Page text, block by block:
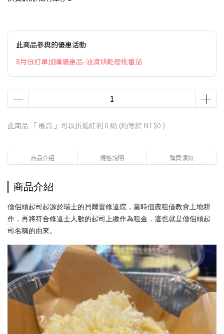
此商品參與的優惠活動
8月份訂單加購優惠品-油漬烘乾櫻桃番茄
此商品 「 最高 」可以折抵紅利 0 點 (約等於 NT$0 )
商品介紹 規格說明 購買須知
商品介紹
僧侶頭起司起源於瑞士的貝爾雷修道院，當時佃農租借教會土地耕
作，再將符合修道士人數的起司上繳作為租金，這也就是僧侶頭起
司名稱的由來。